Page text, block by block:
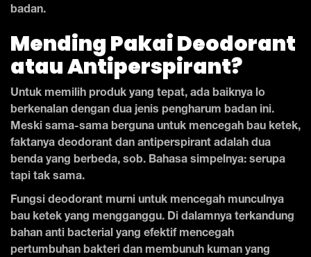
badan.
Mending Pakai Deodorant
atau Antiperspirant?
Untuk memilih produk yang tepat, ada baiknya lo
berkenalan dengan dua jenis pengharum badan ini.
Meski sama-sama berguna untuk mencegah bau ketek,
faktanya deodorant dan antiperspirant adalah dua
benda yang berbeda, sob. Bahasa simpelnya: serupa
tapi tak sama.
Fungsi deodorant murni untuk mencegah munculnya
bau ketek yang mengganggu. Di dalamnya terkandung
bahan anti bacterial yang efektif mencegah
pertumbuhan bakteri dan membunuh kuman yang